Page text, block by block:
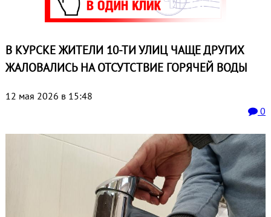
В КУРСКЕ ЖИТЕЛИ 10-ТИ УЛИЦ ЧАЩЕ ДРУГИХ
ЖАЛОВАЛИСЬ НА ОТСУТСТВИЕ ГОРЯЧЕЙ ВОДЫ
12 мая 2026 в 15:48
0